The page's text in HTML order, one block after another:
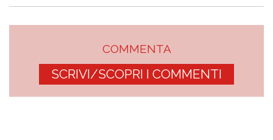
COMMENTA
SCRIVI/SCOPRI I COMMENTI